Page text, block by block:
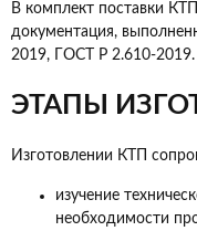
В комплект поставки
документация,
2019, ГОСТ Р 2.610-2019.
ЭТАПЫ
Изготовлении КТП
изучение
необходимости